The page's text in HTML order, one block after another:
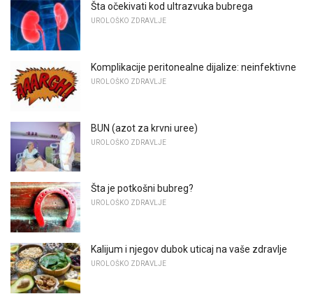
Šta očekivati ​​kod ultrazvuka bubrega
UROLOŠKO ZDRAVLJE
Komplikacije peritonealne dijalize: neinfektivne
UROLOŠKO ZDRAVLJE
BUN (azot za krvni uree)
UROLOŠKO ZDRAVLJE
Šta je potkošni bubreg?
UROLOŠKO ZDRAVLJE
Kalijum i njegov dubok uticaj na vaše zdravlje
UROLOŠKO ZDRAVLJE